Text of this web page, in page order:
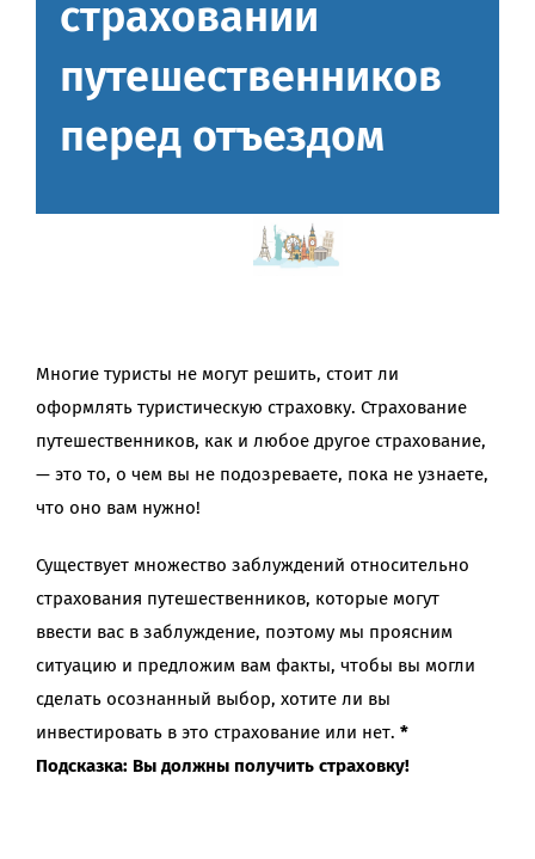
BLOG
страховании
путешественников
перед отъездом
Многие туристы не могут решить, стоит ли
оформлять туристическую страховку. Страхование
путешественников, как и любое другое страхование,
— это то, о чем вы не подозреваете, пока не узнаете,
что оно вам нужно!
Существует множество заблуждений относительно
страхования путешественников, которые могут
ввести вас в заблуждение, поэтому мы проясним
ситуацию и предложим вам факты, чтобы вы могли
сделать осознанный выбор, хотите ли вы
инвестировать в это страхование или нет. *
Подсказка: Вы должны получить страховку!